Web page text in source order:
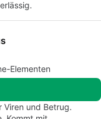
Elementen
Viren und Betrug.